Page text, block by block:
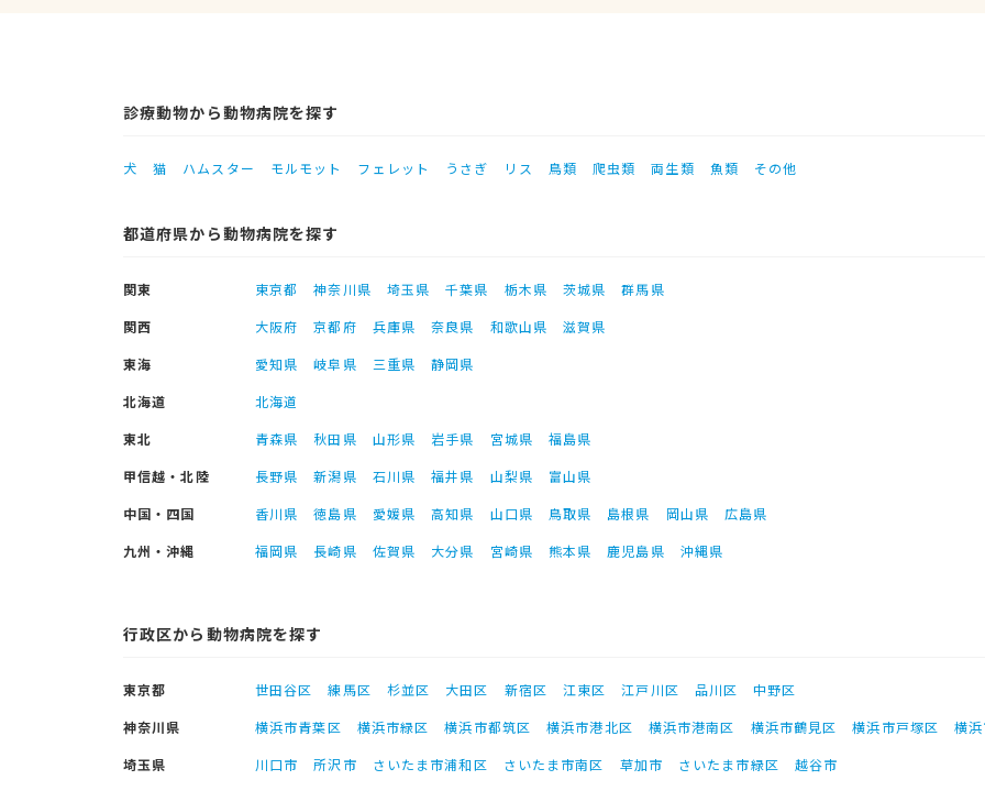
診療動物から動物病院を探す
犬 猫 ハムスター モルモット フェレット うさぎ リス 鳥類 爬虫類 両生類 魚類 その他
都道府県から動物病院を探す
関東 東京都 神奈川県 埼玉県 千葉県 栃木県 茨城県
群馬県
関西
大阪府 京都府 兵庫県 奈良県 和歌山県
滋賀県
東海
愛知県 岐阜県 三重県
静岡県
北海道
北海道
東北
青森県 秋田県 山形県 岩手県 宮城県
福島県
甲信越・北陸
長野県 新潟県 石川県 福井県 山梨県
富山県
中国・四国
香川県 徳島県 愛媛県 高知県 山口県 鳥取県 島根県 岡山県
広島県
九州・沖縄
福岡県 長崎県 佐賀県 大分県 宮崎県 熊本県 鹿児島県 沖縄県
行政区から動物病院を探す
東京都 世田谷区 練馬区 杉並区 大田区 新宿区 江東区 江戸川区 品川区
中野区
神奈川県
横浜市青葉区 横浜市緑区 横浜市都筑区 横浜市港北区 横浜市港南区 横浜市鶴見区 横浜市戸塚区
横
埼玉県
川口市 所沢市 さいたま市浦和区 さいたま市南区 草加市 さいたま市緑区
越谷市